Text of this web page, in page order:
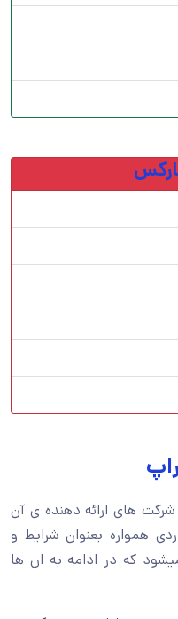
های ارائه دهنده ی آن
همواره بعنوان شرایط و
که در ادامه به ان ها